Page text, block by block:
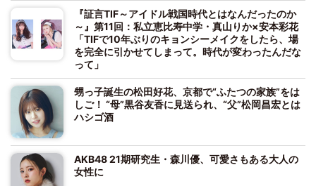
『証言TIF～アイドル戦国時代とはなんだったのか
～』第11回：私立恵比寿中学・真山りか×安本彩花
「TIFで10年ぶりのキョンシーメイクをしたら、場
を完全に引かせてしまって。時代が変わったんだな
って」
甥っ子誕生の松田好花、京都で“ふたつの家族”をは
しご！ “母”黒谷友香に見送られ、“父”松岡昌宏とは
ハシゴ酒
AKB48 21期研究生・森川優、可愛さもある大人の
女性に